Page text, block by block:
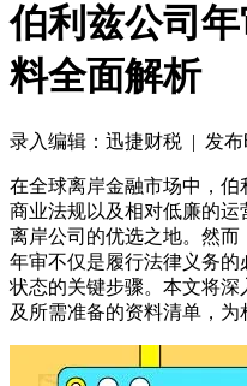
伯利兹公司
料全面解析
录入编辑：迅捷财税 | 发布
在全球离岸金融市场中，
商业法规以及相对低廉的
离岸公司的优选之地。然而
年审不仅是履行法律义务
状态的关键步骤。本文将
及所需准备的资料清单，为